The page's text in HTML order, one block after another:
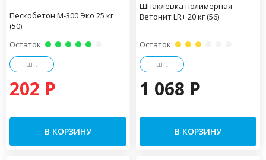
Пескобетон М-300 Эко 25 кг
(50)
Остаток
шт.
202 P
В КОРЗИНУ
Шпаклевка полимерная
Ветонит LR+ 20 кг (56)
Остаток
шт.
1 068 P
В КОРЗИНУ